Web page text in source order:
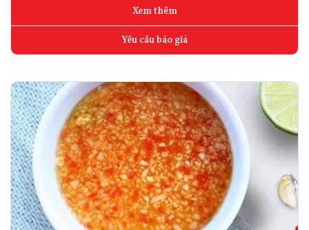
Xem thêm
Yêu cầu báo giá